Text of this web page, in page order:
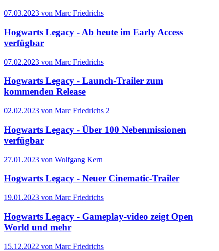
07.03.2023 von Marc Friedrichs
Hogwarts Legacy - Ab heute im Early Access
verfügbar
07.02.2023 von Marc Friedrichs
Hogwarts Legacy - Launch-Trailer zum
kommenden Release
02.02.2023 von Marc Friedrichs 2
Hogwarts Legacy - Über 100 Nebenmissionen
verfügbar
27.01.2023 von Wolfgang Kern
Hogwarts Legacy - Neuer Cinematic-Trailer
19.01.2023 von Marc Friedrichs
Hogwarts Legacy - Gameplay-video zeigt Open
World und mehr
15.12.2022 von Marc Friedrichs